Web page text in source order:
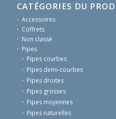
CATÉGORIES DU
Accessoires
Coffrets
Non classé
Pipes
Pipes courbes
Pipes demi-courbes
Pipes droites
Pipes grosses
Pipes moyennes
Pipes naturelles